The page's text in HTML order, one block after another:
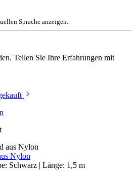
Sprache anzeigen.
Teilen Sie Ihre Erfahrungen mit
Nylon
Schwarz | Länge: 1,5 m